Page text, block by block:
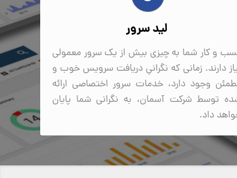
لید سرور
و کار شما به چیزی بیش از یک سرور معمولی
دارند. زمانی که نگرانیِ دریافت سرویس خوب و
وجود دارد، خدمات سرور اختصاصی ارائه
توسط شرکت آسمان، به نگرانی شما پایان
داد.